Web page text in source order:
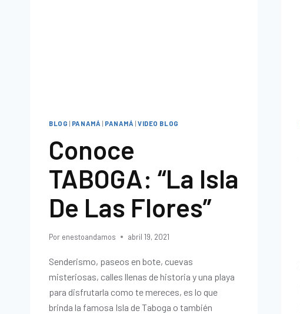
BLOG PANAMÁ PANAMÁ |VIDEO BLOG
Conoce
TABOGA: “La Isla
De Las Flores”
Por enestoandamos abril 19, 2021
Senderismo, paseos en bote, cuevas
misteriosas, calles llenas de historia y una playa
para disfrutarla como te mereces, es lo que
brinda la famosa Isla de Taboga o también